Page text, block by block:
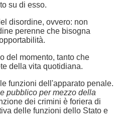
su di esso.
disordine, ovvero: non
perenne che bisogna
del momento, tanto che
della vita quotidiana.
funzioni dell'apparato penale.
pubblico per mezzo della
dei crimini è foriera di
delle funzioni dello Stato e